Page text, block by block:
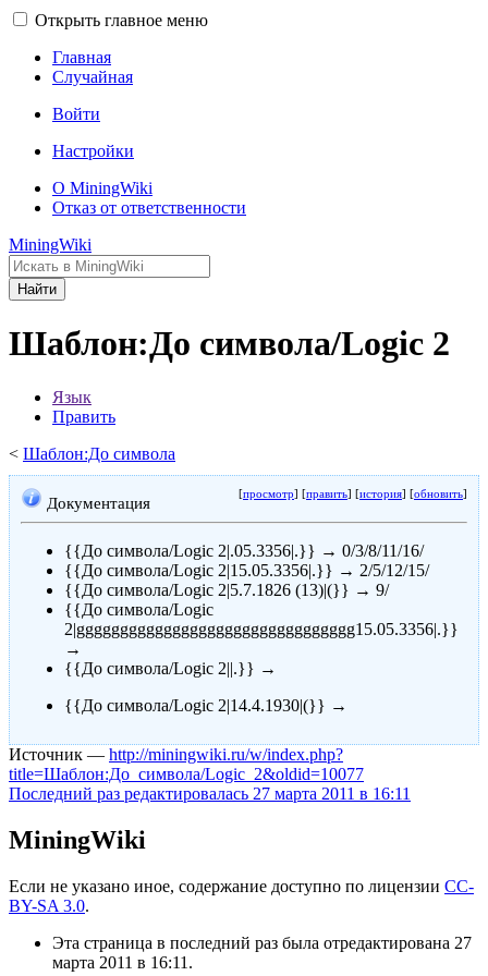
Открыть главное меню
Главная
Случайная
Войти
Настройки
О MiningWiki
Отказ от ответственности
MiningWiki
Найти
Шаблон:До символа/Logic 2
Язык
Править
< Шаблон:До символа
[просмотр] [править] [история] [обновить]
Документация
{{До символа/Logic 2|.05.3356|.}} → 0/3/8/11/16/
{{До символа/Logic 2|15.05.3356|.}} → 2/5/12/15/
{{До символа/Logic 2|5.7.1826 (13)|(}} → 9/
{{До символа/Logic
2|gggggggggggggggggggggggggggggggg15.05.3356|.}}
→
{{До символа/Logic 2||.}} →
{{До символа/Logic 2|14.4.1930|(}} →
Источник — http://miningwiki.ru/w/index.php?
title=Шаблон:До_символа/Logic_2&oldid=10077
Последний раз редактировалась 27 марта 2011 в 16:11
MiningWiki
Если не указано иное, содержание доступно по лицензии CC-
BY-SA 3.0.
Эта страница в последний раз была отредактирована 27
марта 2011 в 16:11.